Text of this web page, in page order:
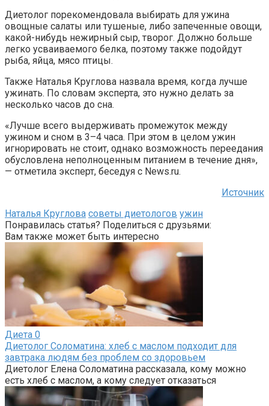
Диетолог порекомендовала выбирать для ужина
овощные салаты или тушеные, либо запеченные овощи,
какой-нибудь нежирный сыр, творог. Должно больше
легко усваиваемого белка, поэтому также подойдут
рыба, яйца, мясо птицы.
Также Наталья Круглова назвала время, когда лучше
ужинать. По словам эксперта, это нужно делать за
несколько часов до сна.
«Лучше всего выдерживать промежуток между
ужином и сном в 3–4 часа. При этом в целом ужин
игнорировать не стоит, однако возможность переедания
обусловлена неполноценным питанием в течение дня»,
— отметила эксперт, беседуя с News.ru.
Источник
Наталья Круглова советы диетологов ужин
Понравилась статья? Поделиться с друзьями:
Вам также может быть интересно
Диета 0
Диетолог Соломатина: хлеб с маслом подходит для
завтрака людям без проблем со здоровьем
Диетолог Елена Соломатина рассказала, кому можно
есть хлеб с маслом, а кому следует отказаться